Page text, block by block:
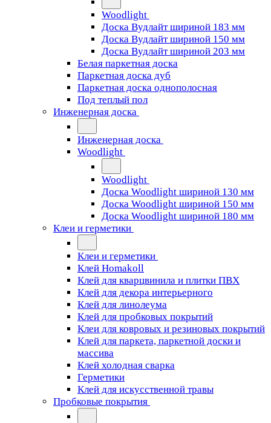
Woodlight
Доска Вудлайт шириной 183 мм
Доска Вудлайт шириной 150 мм
Доска Вудлайт шириной 203 мм
Белая паркетная доска
Паркетная доска дуб
Паркетная доска однополосная
Под теплый пол
Инженерная доска
Инженерная доска
Woodlight
Woodlight
Доска Woodlight шириной 130 мм
Доска Woodlight шириной 150 мм
Доска Woodlight шириной 180 мм
Клеи и герметики
Клеи и герметики
Клей Homakoll
Клей для кварцвинила и плитки ПВХ
Клей для декора интерьерного
Клей для линолеума
Клей для пробковых покрытий
Клеи для ковровых и резиновых покрытий
Клей для паркета, паркетной доски и
массива
Клей холодная сварка
Герметики
Клей для искусственной травы
Пробковые покрытия